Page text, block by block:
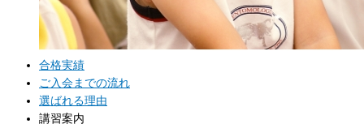
合格実績
ご入会までの流れ
選ばれる理由
講習案内